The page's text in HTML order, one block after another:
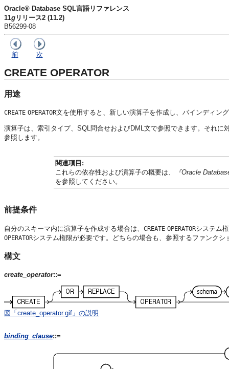
Oracle® Database SQL言語リファレンス
11g リリース2 (11.2)
B56299-08
前 次
CREATE OPERATOR
用途
CREATE OPERATOR文を使用すると、新しい演算子を作成し、バインディン
演算子は、索引タイプ、SQL問合せおよびDML文で参照できます。それ
参照します。
関連項目:
これらの依存性および演算子の概要は、
『Oracle
を参照してください。
前提条件
自分のスキーマ内に演算子を作成する場合は、 CREATE OPERATORシステム
OPERATORシステム権限が必要です。どちらの場合も、参照するファンクシ
構文
create_operator::=
図「create_operator.gif」の説明
binding_clause::=